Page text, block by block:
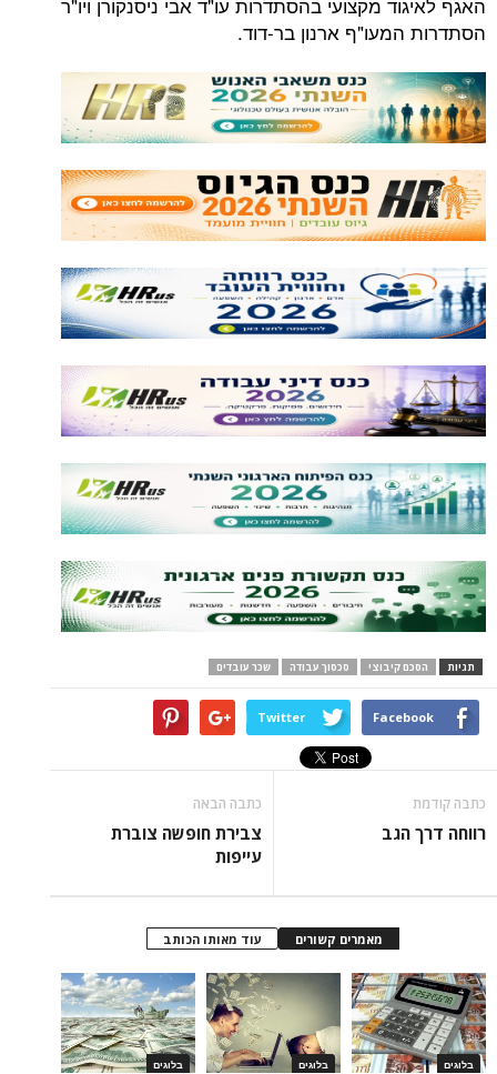
ארנון בר-דוד.
קיבוצי סכסוך עבודה שכר עובדים
Twitter
צבירת חופשה צוברת
עוד מאותו הכותב
בלוגים בלוגים